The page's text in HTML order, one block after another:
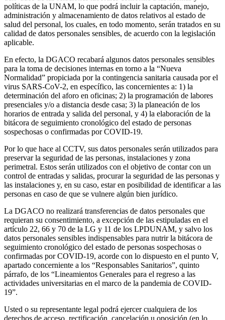
políticas de la UNAM, lo que podrá incluir la captación, manejo,
administración y almacenamiento de datos relativos al estado de
salud del personal, los cuales, en todo momento, serán tratados en su
calidad de datos personales sensibles, de acuerdo con la legislación
aplicable.
En efecto, la DGACO recabará algunos datos personales sensibles
para la toma de decisiones internas en torno a la “Nueva
Normalidad” propiciada por la contingencia sanitaria causada por el
virus SARS-CoV-2, en específico, las concernientes a: 1) la
determinación del aforo en oficinas; 2) la programación de labores
presenciales y/o a distancia desde casa; 3) la planeación de los
horarios de entrada y salida del personal, y 4) la elaboración de la
bitácora de seguimiento cronológico del estado de personas
sospechosas o confirmadas por COVID-19.
Por lo que hace al CCTV, sus datos personales serán utilizados para
preservar la seguridad de las personas, instalaciones y zona
perimetral. Estos serán utilizados con el objetivo de contar con un
control de entradas y salidas, procurar la seguridad de las personas y
las instalaciones y, en su caso, estar en posibilidad de identificar a las
personas en caso de que se vulnere algún bien jurídico.
La DGACO no realizará transferencias de datos personales que
requieran su consentimiento, a excepción de las estipuladas en el
artículo 22, 66 y 70 de la LG y 11 de los LPDUNAM, y salvo los
datos personales sensibles indispensables para nutrir la bitácora de
seguimiento cronológico del estado de personas sospechosas o
confirmadas por COVID-19, acorde con lo dispuesto en el punto V,
apartado concerniente a los “Responsables Sanitarios”, quinto
párrafo, de los “Lineamientos Generales para el regreso a las
actividades universitarias en el marco de la pandemia de COVID-
19”.
Usted o su representante legal podrá ejercer cualquiera de los